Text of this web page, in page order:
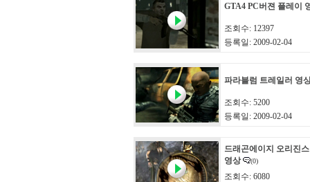
GTA4 PC버젼 플레이
조회수: 12397
등록일: 2009-02-04
파라블럼 트레일러 영
조회수: 5200
등록일: 2009-02-04
드래곤에이지 오리진
영상
(0)
조회수: 6080